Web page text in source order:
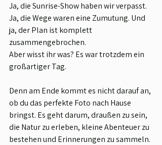
Ja, die Sunrise-Show haben wir verpasst.
Ja, die Wege waren eine Zumutung. Und
ja, der Plan ist komplett
zusammengebrochen.
Aber wisst ihr was? Es war trotzdem ein
großartiger Tag.
Denn am Ende kommt es nicht darauf an,
ob du das perfekte Foto nach Hause
bringst. Es geht darum, draußen zu sein,
die Natur zu erleben, kleine Abenteuer zu
bestehen und Erinnerungen zu sammeln.